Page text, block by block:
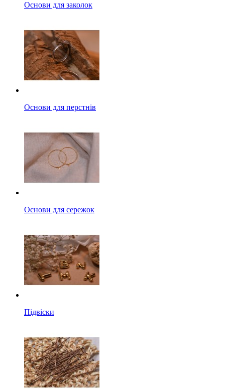
Основи для заколок
Основи для перстнів
Основи для сережок
Підвіски